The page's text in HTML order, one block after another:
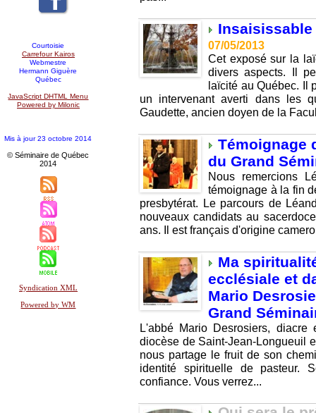
Courtoisie
Carrefour Kairos
Webmestre
Hermann Giguère
Québec
JavaScript DHTML Menu
Powered by Milonic
Mis à jour 23 octobre 2014
© Séminaire de Québec
2014
Syndication XML
Powered by WM
Insaisissable
07/05/2013
Cet exposé sur la
divers aspects. Il
laïcité au Québec. Il
un intervenant averti dans les
Gaudette, ancien doyen de la
Témoignage
du Grand
Nous remercions
témoignage à la fin
presbytérat. Le parcours de
nouveaux candidats au
ans. Il est français d'origine
Ma
ecclésiale et
Mario
Grand
L'abbé Mario Desrosiers,
diocèse de Saint-Jean-Longueuil
nous partage le fruit de son
identité spirituelle de pasteur.
confiance. Vous verrez...